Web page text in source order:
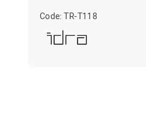
Code: TR-T118